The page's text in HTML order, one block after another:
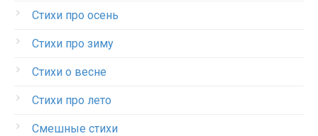
Стихи про осень
Стихи про зиму
Стихи о весне
Стихи про лето
Смешные стихи